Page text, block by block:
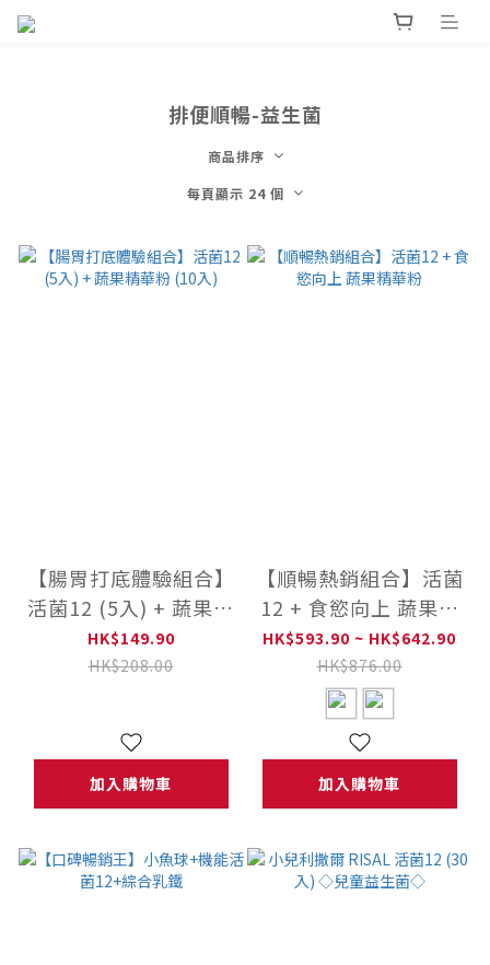
排便順暢-益生菌
商品排序
每頁顯示 24 個
【腸胃打底體驗組合】
活菌12 (5入) + 蔬果精
華粉 (10入)
HK$149.90
HK$208.00
加入購物車
【順暢熱銷組合】活菌
12 + 食慾向上 蔬果精
華粉
HK$593.90 ~ HK$642.90
HK$876.00
加入購物車